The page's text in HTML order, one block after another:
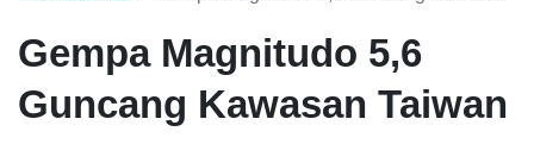
Gempa Magnitudo 5,6
Guncang Kawasan Taiwan